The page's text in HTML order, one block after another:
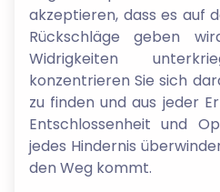
akzeptieren, dass es auf
Rückschläge geben
Widrigkeiten
konzentrieren Sie sich
zu finden und aus jeder
Entschlossenheit und
jedes Hindernis
den Weg kommt.